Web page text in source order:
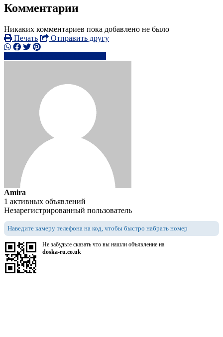
Комментарии
Никаких комментариев пока добавлено не было
Печать
Отправить другу
Amira
1 активных объявлений
Незарегистрированный пользователь
Наведите камеру телефона на код, чтобы быстро набрать номер
Не забудьте сказать что вы нашли объявление на
doska-ru.co.uk